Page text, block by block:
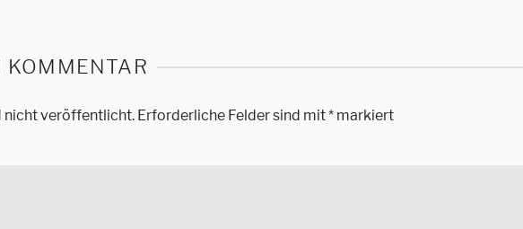
KOMMENTAR
nicht veröffentlicht. Erforderliche Felder sind mit* markiert